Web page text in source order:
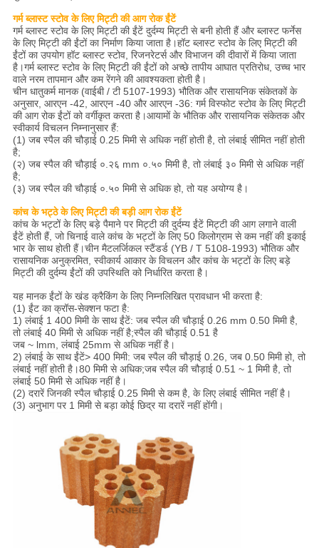
गर्म ब्लास्ट स्टोव के लिए मिट्टी की आग रोक ईंटें
गर्म ब्लास्ट स्टोव के लिए मिट्टी की ईंटें दुर्दम्य मिट्टी से बनी होती हैं और ब्लास्ट फर्नेस
के लिए मिट्टी की ईंटों का निर्माण किया जाता है।हॉट ब्लास्ट स्टोव के लिए मिट्टी की
ईंटों का उपयोग हॉट ब्लास्ट स्टोव, रिजनरेटर्स और विभाजन की दीवारों में किया जाता
है।गर्म ब्लास्ट स्टोव के लिए मिट्टी की ईंटों को अच्छे तापीय आघात प्रतिरोध, उच्च भार
वाले नरम तापमान और कम रेंगने की आवश्यकता होती है।
चीन धातुकर्म मानक (वाईबी / टी 5107-1993) भौतिक और रासायनिक संकेतकों के
अनुसार, आरएन -42, आरएन -40 और आरएन -36: गर्म विस्फोट स्टोव के लिए मिट्टी
की आग रोक ईंटों को वर्गीकृत करता है।आयामों के भौतिक और रासायनिक संकेतक और
स्वीकार्य विचलन निम्नानुसार हैं:
(1) जब स्पैल की चौड़ाई 0.25 मिमी से अधिक नहीं होती है, तो लंबाई सीमित नहीं होती
है;
(२) जब स्पैल की चौड़ाई ०.२६ mm ०.५० मिमी है, तो लंबाई ३० मिमी से अधिक नहीं
है;
(३) जब स्पैल की चौड़ाई ०.५० मिमी से अधिक हो, तो यह अयोग्य है।
कांच के भट्ठे के लिए मिट्टी की बड़ी आग रोक ईंटें
कांच के भट्टों के लिए बड़े पैमाने पर मिट्टी की दुर्दम्य ईंटें मिट्टी की आग लगाने वाली
ईंटें होती हैं, जो चिनाई वाले कांच के भट्टों के लिए 50 किलोग्राम से कम नहीं की इकाई
भार के साथ होती हैं।चीन मैटलर्जिकल स्टैंडर्ड (YB / T 5108-1993) भौतिक और
रासायनिक अनुक्रमित, स्वीकार्य आकार के विचलन और कांच के भट्टों के लिए बड़े
मिट्टी की दुर्दम्य ईंटों की उपस्थिति को निर्धारित करता है।
यह मानक ईंटों के खंड क्रैकिंग के लिए निम्नलिखित प्रावधान भी करता है:
(1) ईंट का क्रॉस-सेक्शन फटा है:
1) लंबाई 1 400 मिमी के साथ ईंटें: जब स्पैल की चौड़ाई 0.26 mm 0.50 मिमी है,
तो लंबाई 40 मिमी से अधिक नहीं है;स्पैल की चौड़ाई 0.51 है
जब ~ lmm, लंबाई 25mm से अधिक नहीं है।
2) लंबाई के साथ ईंटें> 400 मिमी: जब स्पैल की चौड़ाई 0.26, जब 0.50 मिमी हो, तो
लंबाई नहीं होती है।80 मिमी से अधिक;जब स्पैल की चौड़ाई 0.51 ~ 1 मिमी है, तो
लंबाई 50 मिमी से अधिक नहीं है।
(2) दरारें जिनकी स्पैल चौड़ाई 0.25 मिमी से कम है, के लिए लंबाई सीमित नहीं है।
(3) अनुभाग पर 1 मिमी से बड़ा कोई छिद्र या दरारें नहीं होंगी।